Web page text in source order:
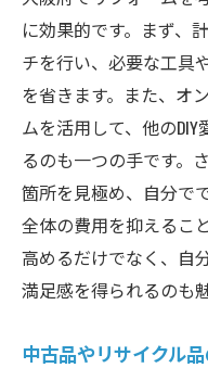
に効果的です。まず、
チを行い、必要な工具
を省きます。また、オ
ムを活用して、他の
るのも一つの手です。
箇所を見極め、自分で
全体の費用を抑えるこ
高めるだけでなく、自
満足感を得られるのも
中古品やリサイクル